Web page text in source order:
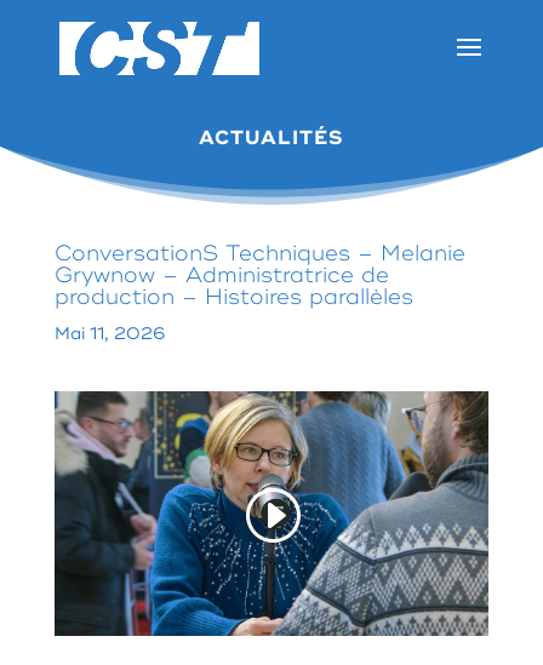
ACTUALITÉS
ConversationS Techniques – Melanie
Grywnow – Administratrice de
production – Histoires parallèles
Mai 11, 2026